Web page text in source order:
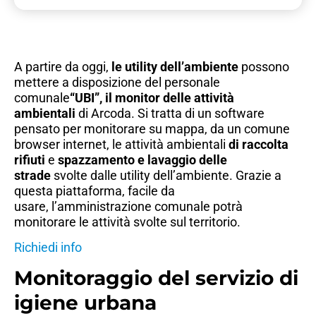
A partire da oggi, le utility dell’ambiente possono
mettere a disposizione del personale
comunale“UBI”, il monitor delle attività
ambientali di Arcoda. Si tratta di un software
pensato per monitorare su mappa, da un comune
browser internet, le attività ambientali di raccolta
rifiuti e spazzamento e lavaggio delle
strade svolte dalle utility dell’ambiente. Grazie a
questa piattaforma, facile da
usare, l’amministrazione comunale potrà
monitorare le attività svolte sul territorio.
Richiedi info
Monitoraggio del servizio di
igiene urbana